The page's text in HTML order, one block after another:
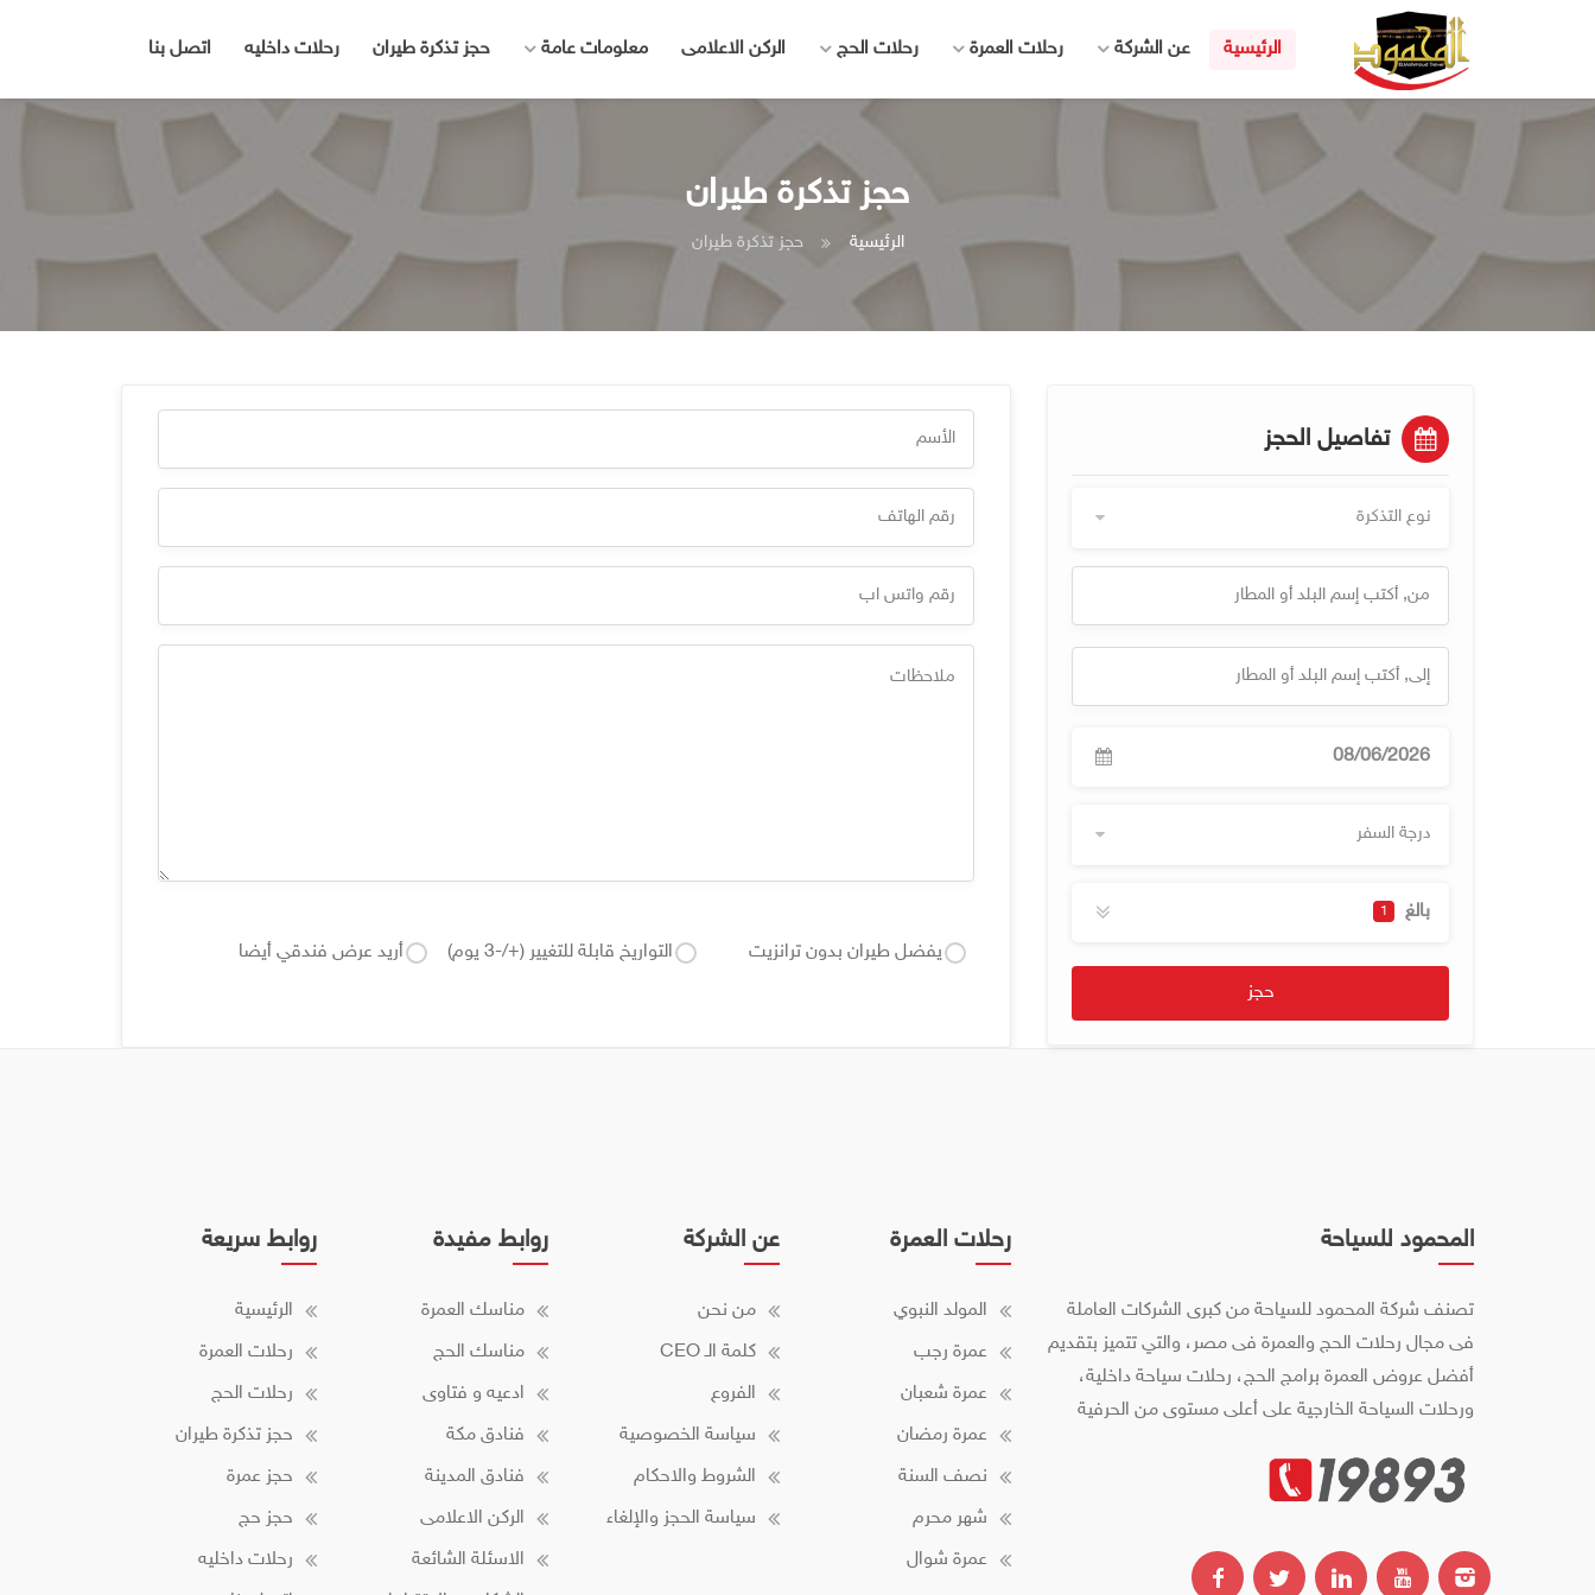
الرئيسية عن الشركة رحلات العمرة رحلات الحج الركن الاعلامى معلومات عامة حجز تذكرة طيران رحلات داخليه اتصل بنا
حجز تذكرة طيران
الرئيسية حجز تذكرة طيران
أريد عرض فندقي أيضا التواريخ قابلة للتغيير (+/-3 يوم) يفضل طيران بدون ترانزيت
تفاصيل الحجز
نوع التذكرة
درجة السفر
بالغ 1
حجز
روابط سريعة
الرئيسية
رحلات العمرة
رحلات الحج
حجز تذكرة طيران
حجز عمرة
حجز حج
رحلات داخليه
روابط مفيدة
مناسك العمرة
مناسك الحج
ادعيه و فتاوى
فنادق مكة
فنادق المدينة
الركن الاعلامى
الاسئلة الشائعة
عن الشركة
من نحن
كلمة الـ CEO
الفروع
سياسة الخصوصية
الشروط والاحكام
سياسة الحجز والإلغاء
رحلات العمرة
المولد النبوي
عمرة رجب
عمرة شعبان
عمرة رمضان
نصف السنة
شهر محرم
عمرة شوال
المحمود للسياحة
تصنف شركة المحمود للسياحة من كبرى الشركات العاملة
فى مجال رحلات الحج والعمرة فى مصر، والتي تتميز بتقديم
أفضل عروض العمرة برامج الحج، رحلات سياحة داخلية،
ورحلات السياحة الخارجية على أعلى مستوى من الحرفية